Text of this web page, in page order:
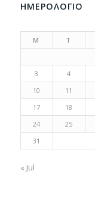
ΗΜΕΡΟΛΟΓΙΟ
M T
3
4
10
11
17
18
24
25
31
« Jul